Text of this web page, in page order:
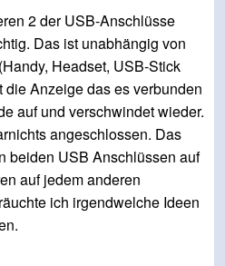
2 der USB-Anschlüsse
Das ist unabhängig von
Headset, USB-Stick
Anzeige das es verbunden
auf und verschwindet wieder.
angeschlossen. Das
beiden USB Anschlüssen auf
auf jedem anderen
ich irgendwelche Ideen